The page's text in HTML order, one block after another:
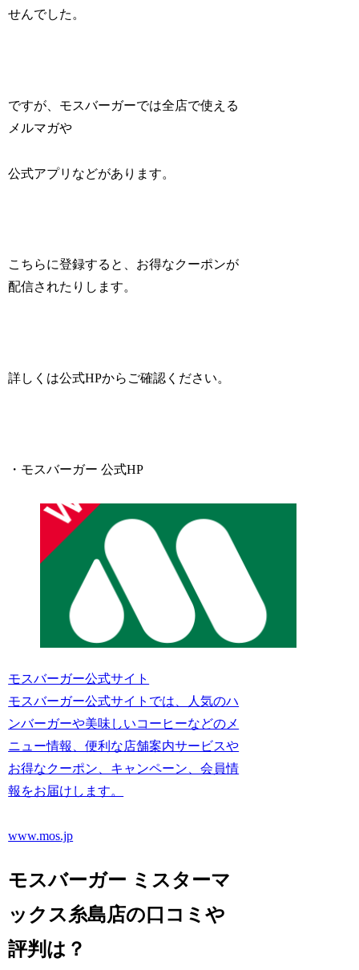
せんでした。
ですが、モスバーガーでは全店で使える
メルマガや
公式アプリなどがあります。
こちらに登録すると、お得なクーポンが
配信されたりします。
詳しくは公式HPからご確認ください。
・モスバーガー 公式HP
モスバーガー公式サイト
モスバーガー公式サイトでは、人気のハ
ンバーガーや美味しいコーヒーなどのメ
ニュー情報、便利な店舗案内サービスや
お得なクーポン、キャンペーン、会員情
報をお届けします。
www.mos.jp
モスバーガー ミスターマ
ックス糸島店の口コミや
評判は？